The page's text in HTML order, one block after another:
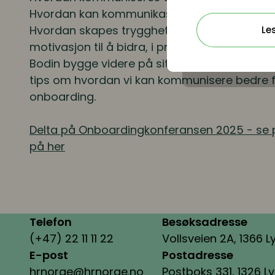
Hvordan kan kommunikasjon bidra til god
Hvordan skapes trygghet, relasjoner, en
motivasjon til å bidra, i praksis? I denne
Bodin bygge videre på sitt innledende
tips om hvordan vi kan kommunisere bedre
onboarding.
Delta på Onboardingkonferansen 2025 -
på her
Telefon
(+47) 22 11 11 22
E-post
hrnorge@hrnorge.no
Besøksadresse
Vollsveien 2A, 1366
Postadresse
Postboks 331, 1326